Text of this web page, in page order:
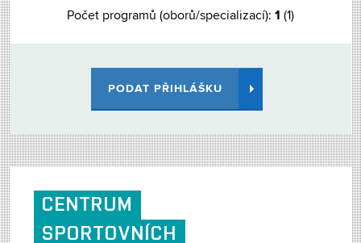
Počet programů (oborů/specializací): 1 (1)
PODAT PŘIHLÁŠKU
CENTRUM
SPORTOVNÍCH